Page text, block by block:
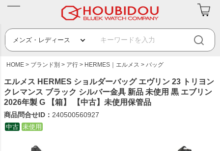
HOME ブランド別 ア行 HERMES｜エルメス バッグ
エルメス HERMES ショルダーバッグ エヴリン 23 トリヨン
クレマンス ブラック シルバー金具 新品 未使用 黒 エブリン
2026年製 G 【箱】 【中古】未使用保管品
商品問合せID： 240500560927
中古 未使用